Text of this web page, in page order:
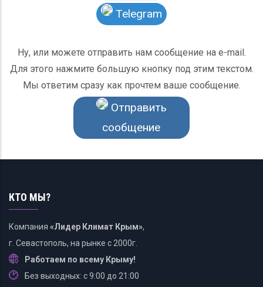
Telegram
Ну, или можете отправить нам сообщение на e-mail.
Для этого нажмите большую кнопку под этим текстом.
Мы ответим сразу как прочтем ваше сообщение.
Отправить
сообщение
КТО МЫ?
Компания «Лидер Климат Крым»,
г. Севастополь, на рынке с 2000г.
Работаем по всему Крыму!
Без выходных: с 9:00 до 21:00